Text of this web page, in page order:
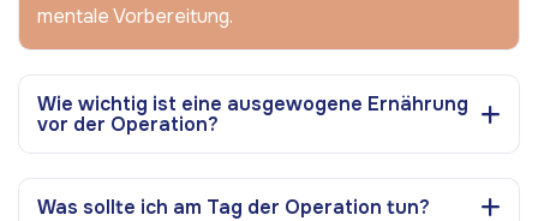
mentale Vorbereitung.
Wie wichtig ist eine ausgewogene Ernährung
vor der Operation?
Was sollte ich am Tag der Operation tun?